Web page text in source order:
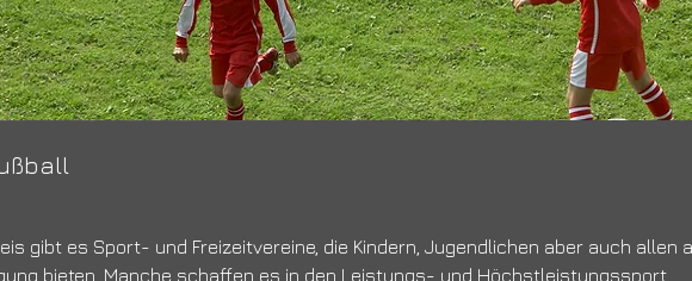
gibt es Sport- und Freizeitvereine, die Kindern, Jugendlichen aber auch allen
bieten. Manche schaffen es in den Leistungs- und Höchstleistungssport.